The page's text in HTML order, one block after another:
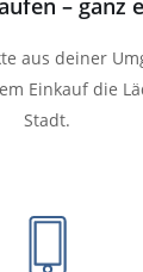
– ganz
aus deiner
Einkauf die
Stadt.